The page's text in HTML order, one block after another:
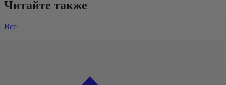
Читайте также
Все